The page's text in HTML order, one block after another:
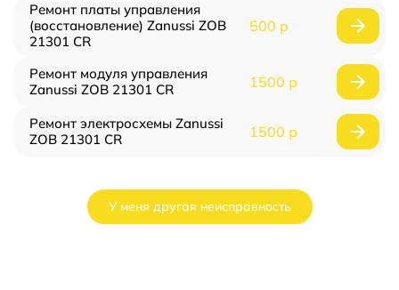
Ремонт платы управления
(восстановление) Zanussi ZOB
21301 CR
500 р
Ремонт модуля управления
Zanussi ZOB 21301 CR
1500 р
Ремонт электросхемы Zanussi
ZOB 21301 CR
1500 р
У меня другая неисправность